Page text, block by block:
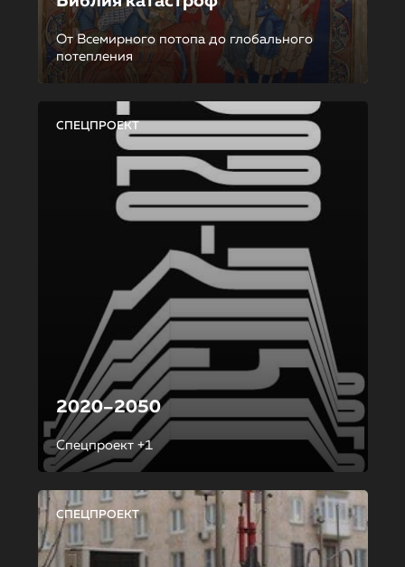
От Всемирного потопа до глобального
потепления
СПЕЦПРОЕКТ
2020–2050
Спецпроект +1
СПЕЦПРОЕКТ